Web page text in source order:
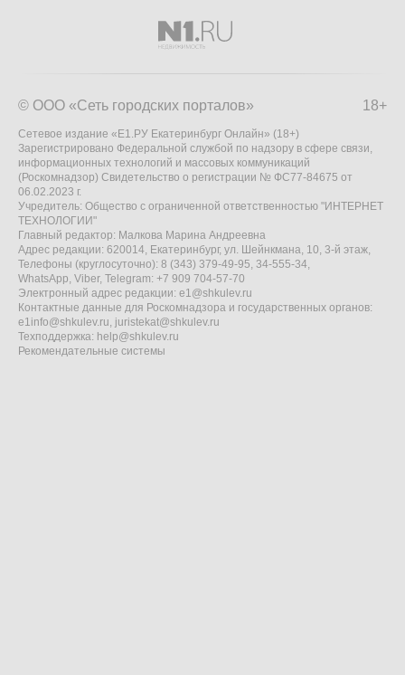
18+
© ООО «Сеть городских порталов»
Сетевое издание «Е1.РУ Екатеринбург Онлайн» (18+)
Зарегистрировано Федеральной службой по надзору в сфере связи,
информационных технологий и массовых коммуникаций
(Роскомнадзор) Свидетельство о регистрации № ФС77-84675 от
06.02.2023 г.
Учредитель: Общество с ограниченной ответственностью "ИНТЕРНЕТ
ТЕХНОЛОГИИ"
Главный редактор: Малкова Марина Андреевна
Адрес редакции: 620014, Екатеринбург, ул. Шейнкмана, 10, 3-й этаж,
Телефоны (круглосуточно): 8 (343) 379-49-95, 34-555-34,
WhatsApp, Viber, Telegram: +7 909 704-57-70
Электронный адрес редакции: e1@shkulev.ru
Контактные данные для Роскомнадзора и государственных органов:
e1info@shkulev.ru, juristekat@shkulev.ru
Техподдержка: help@shkulev.ru
Рекомендательные системы